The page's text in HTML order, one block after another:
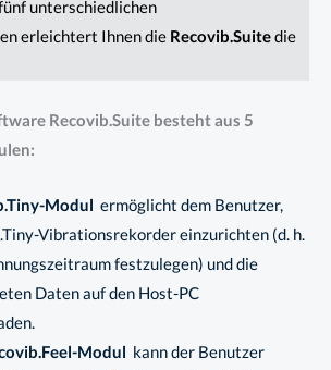
unterschiedlichen
erleichtert Ihnen die Recovib.Suitedie
Recovib.Suite besteht aus 5
Modul ermöglicht dem Benutzer,
Vibrationsrekorder einzurichten (d. h.
festzulegen) und die
Daten auf den Host-PC
Modul kann der Benutzer